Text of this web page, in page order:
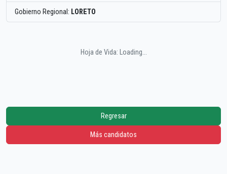
Gobierno Regional: LORETO
Hoja de Vida: Loading...
Regresar
Más candidatos